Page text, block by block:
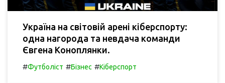
Україна на світовій арені кіберспорту:
одна нагорода та невдача команди
Євгена Коноплянки.
#Футболіст #Бізнес #Кіберспорт